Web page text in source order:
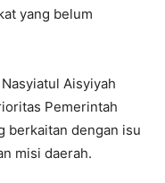
yang belum
Aisyiyah
Pemerintah
berkaitan dengan isu
misi daerah.